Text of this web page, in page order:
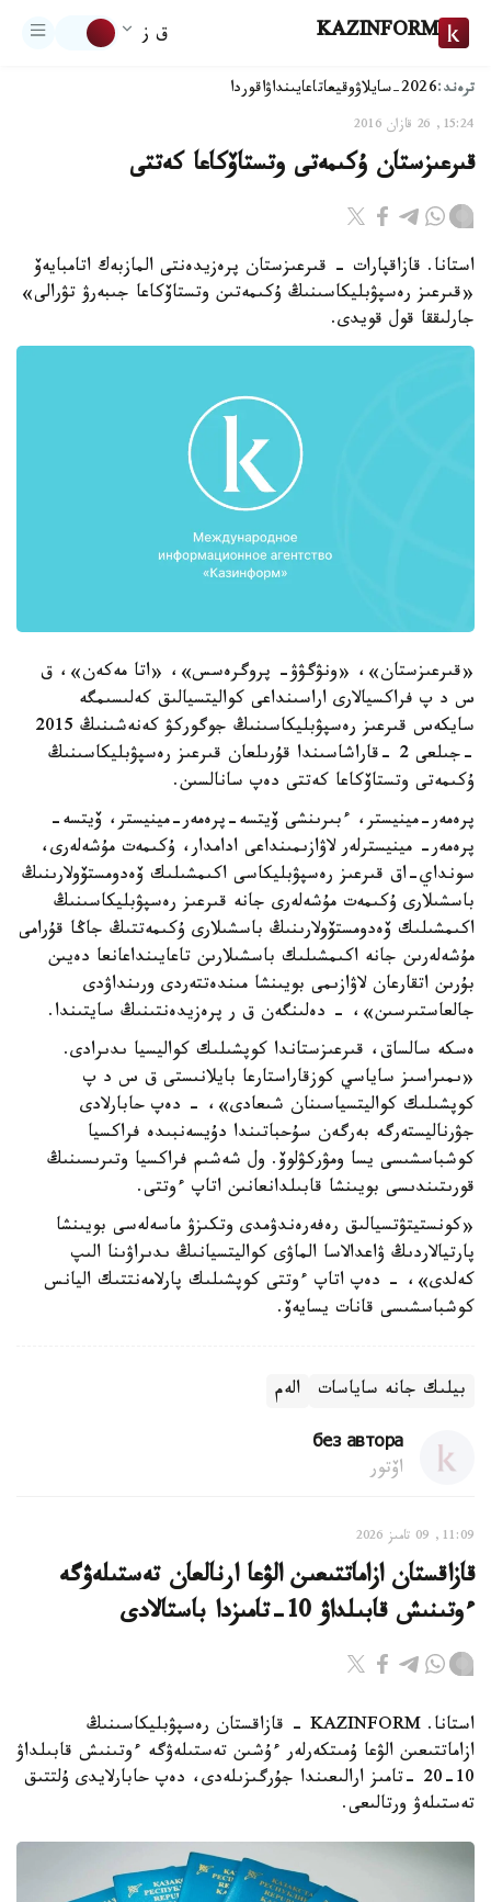
KAZINFORM ق ز
ترەند:2026-سايلاۋ وقيعاتاعايىنداۋاقوردا
15:24, 26 قازان 2016
قىرعىزستان ۇكىمەتى وتستاۆكاعا كەتتى
استانا. قازاقپارات - قىرعىزستان پرەزيدەنتى المازبەك اتامبايەۆ
«قىرعىز رەسپۋبليكاسىنىڭ ۇكىمەتىن وتستاۆكاعا جىبەرۋ تۋرالى»
جارلىققا قول قويدى.
«قىرعىزستان»، «ونۋگۋۋ- پروگرەسس»، «اتا مەكەن»، ق
س د پ فراكسيالارى اراسىنداعى كواليتسيالىق كەلىسىمگە
سايكەس قىرعىز رەسپۋبليكاسىنىڭ جوگوركۋ كەنەشىنىڭ 2015
-جىلعى 2 -قاراشاسىندا قۇرىلعان قىرعىز رەسپۋبليكاسىنىڭ
ۇكىمەتى وتستاۆكاعا كەتتى دەپ سانالسىن.
پرەمەر-مينيستر، ءبىرىنشى ۆيتسە-پرەمەر-مينيستر، ۆيتسە-
پرەمەر- مينيسترلەر لاۋازىمىنداعى ادامدار، ۇكىمەت مۇشەلەرى،
سونداي-اق قىرعىز رەسپۋبليكاسى اكىمشىلىك ۆەدومستۆولارىنىڭ
باسشىلارى ۇكىمەت مۇشەلەرى جانە قىرعىز رەسپۋبليكاسىنىڭ
اكىمشىلىك ۆەدومستۆولارىنىڭ باسشىلارى ۇكىمەتتىڭ جاڭا قۇرامى
مۇشەلەرىن جانە اكىمشىلىك باسشىلارىن تاعايىنداعانعا دەيىن
بۇرىن اتقارعان لاۋازىمى بويىنشا مىندەتتەردى ورىنداۋدى
جالعاستىرسىن»، - دەلىنگەن ق ر پرەزيدەنتىنىڭ سايتىندا.
ەسكە سالساق، قىرعىزستاندا كوپشىلىك كواليسيا ىدىرادى.
«ىمىراسىز ساياسي كوزقاراستارعا بايلانىستى ق س د پ
كوپشىلىك كواليتسياسىنان شىعادى»، - دەپ حابارلادى
جۋرناليستەرگە بەرگەن سۇحباتىندا دۇيسەنبىدە فراكسيا
كوشباسشىسى يسا ومۋركۋلوۆ. ول شەشىم فراكسيا وتىرىسىنىڭ
قورىتىندىسى بويىنشا قابىلدانعانىن اتاپ ءوتتى.
«كونستيتۋتسيالىق رەفەرەندۋمدى وتكىزۋ ماسەلەسى بويىنشا
پارتيالاردىڭ ۋاعدالاسا الماۋى كواليتسيانىڭ ىدىراۋىنا الىپ
كەلدى»، - دەپ اتاپ ءوتتى كوپشىلىك پارلامەنتتىك اليانس
كوشباسشىسى قانات يسايەۆ.
بيلىك جانە ساياسات الەم
без автора
اۆتور
11:09, 09 تامىز 2026
قازاقستان ازاماتتىعىن الۋعا ارنالعان تەستىلەۋگە
ءوتىنىش قابىلداۋ 10-تامىزدا باستالادى
استانا. KAZINFORM - قازاقستان رەسپۋبليكاسىنىڭ
ازاماتتىعىن الۋعا ۇمىتكەرلەر ءۇشىن تەستىلەۋگە ءوتىنىش قابىلداۋ
10-20 -تامىز ارالىعىندا جۇرگىزىلەدى، دەپ حابارلايدى ۇلتتىق
تەستىلەۋ ورتالىعى.